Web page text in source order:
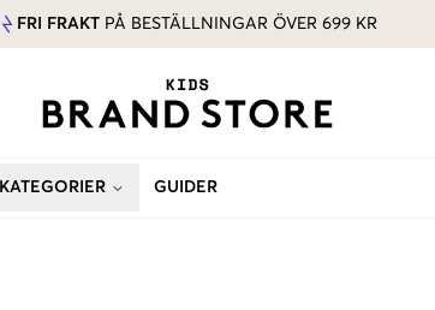
FRI FRAKT PÅ BESTÄLLNINGAR ÖVER 699 KR
KATEGORIER GUIDER